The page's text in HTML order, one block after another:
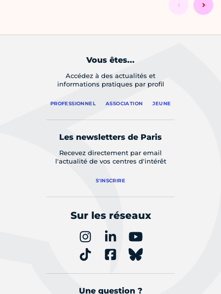
Vous êtes...
Accédez à des actualités et
informations pratiques par profil
PROFESSIONNEL ASSOCIATION JEUNE
Les newsletters de Paris
Recevez directement par email
l'actualité de vos centres d'intérêt
S'INSCRIRE
Sur les réseaux
Une question ?